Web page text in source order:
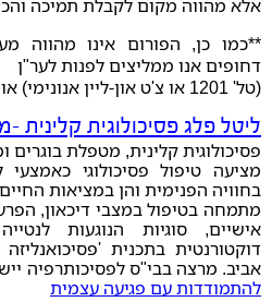
אלא מהווה מקום לקבלת תמיכה
**כמו כן, הפורום אינו מהווה
דחופים אנו ממליצים לפנות לער"ן
(טל' 1201 או צ'ט און-ליין אנונימי) או למיון פסיכיאטרי
ליטל פלג פסיכולוגית קלינית
פסיכולוגית קלינית, מטפלת בוגרים
מציעה טיפול פסיכולוגי
בחוויה הפנימית והן במציאות
מתמחה בטיפול במצבי דיכאון,
אישיים, סוגיות הנוגעות
דוקטורנטית בתכנית
אביב. מרצה בבי"ס לפסיכותרפיה
להתמודדות עם פגיעה עצמית